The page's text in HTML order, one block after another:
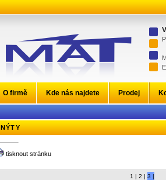
O firmě Kde nás najdete Prodej
NÝTY
tisknout stránku
1 | 2 | 3 |